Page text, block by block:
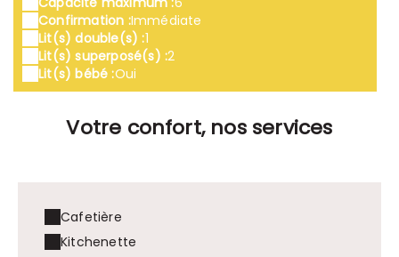
Confirmation :Immédiate
Lit(s) double(s) :1
Lit(s) superposé(s) :2
Lit(s) bébé :Oui
Votre confort, nos services
Cafetière
Kitchenette